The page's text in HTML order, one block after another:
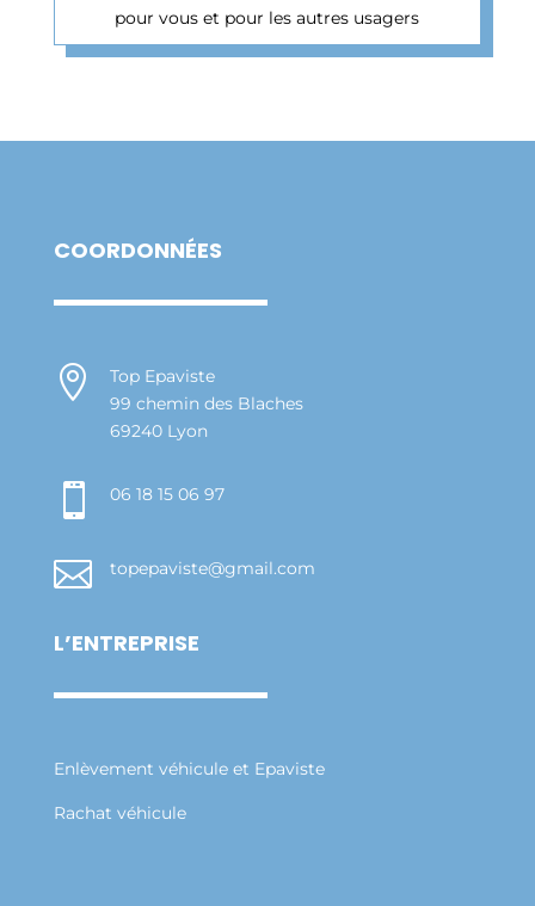
pour vous et pour les autres usagers
COORDONNÉES

Top Epaviste
99 chemin des Blaches
69240 Lyon
 06 18 15 06 97
 topepaviste@gmail.com
L’ENTREPRISE
Enlèvement véhicule et Epaviste
Rachat véhicule